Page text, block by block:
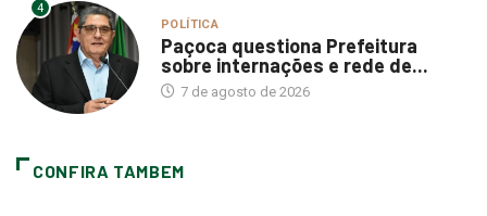
4
POLÍTICA
Paçoca questiona Prefeitura
sobre internações e rede de...
7 de agosto de 2026
CONFIRA TAMBEM